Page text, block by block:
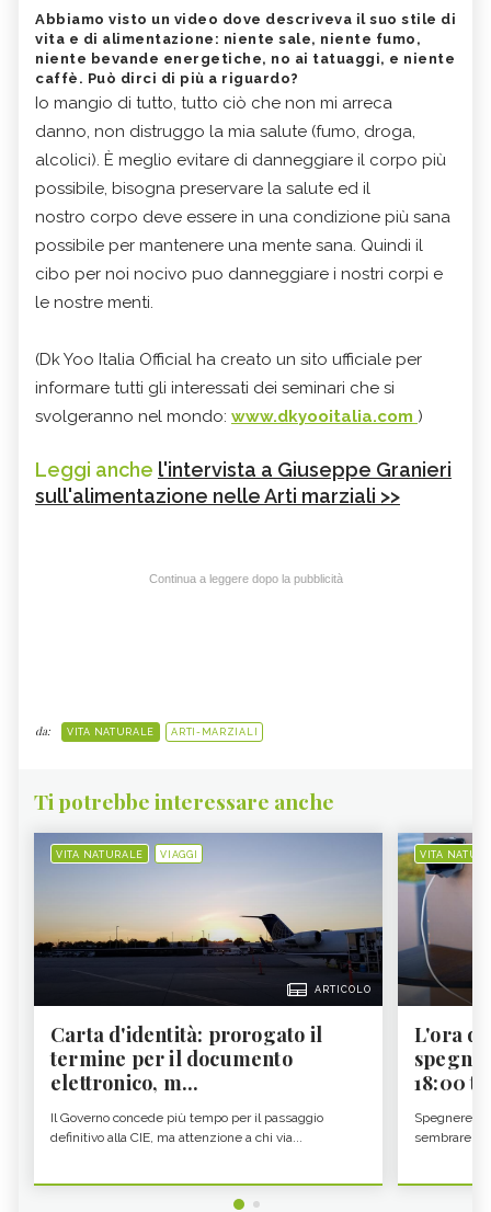
Abbiamo visto un video dove descriveva il suo stile di
vita e di alimentazione: niente sale, niente fumo,
niente bevande energetiche, no ai tatuaggi, e niente
caffè. Può dirci di più a riguardo?
Io mangio di tutto, tutto ciò che non mi arreca
danno, non distruggo la mia salute (fumo, droga,
alcolici). È meglio evitare di danneggiare il corpo più
possibile, bisogna preservare la salute ed il
nostro corpo deve essere in una condizione più sana
possibile per mantenere una mente sana. Quindi il
cibo per noi nocivo puo danneggiare i nostri corpi e
le nostre menti.
(Dk Yoo Italia Official ha creato un sito ufficiale per
informare tutti gli interessati dei seminari che si
svolgeranno nel mondo: www.dkyooitalia.com )
Leggi anche l'intervista a Giuseppe Granieri
sull'alimentazione nelle Arti marziali >>
Continua a leggere dopo la pubblicità
da: VITA NATURALE ARTI-MARZIALI
Ti potrebbe interessare anche
VITA NATURALE VIAGGI
ARTICOLO
Carta d'identità: prorogato il
termine per il documento
elettronico, m...
Il Governo concede più tempo per il passaggio
definitivo alla CIE, ma attenzione a chi via...
VITA
L'ora
18:00 ti
Spegnere lo
sembrare